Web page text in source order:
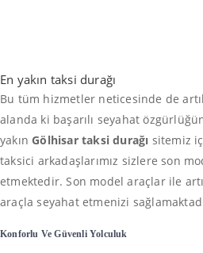
En yakın taksi durağı
Bu tüm hizmetler neticesinde de
alanda ki başarılı seyahat
yakınGölhisar taksi durağı sitemiz
taksici arkadaşlarımız sizlere son
etmektedir. Son model araçlar ile
araçla seyahat etmenizi
Konforlu Ve Güvenli Yolculuk